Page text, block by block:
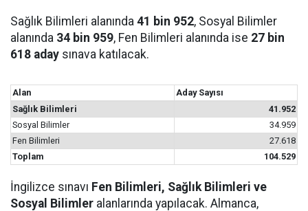
Sağlık Bilimleri alanında 41 bin 952, Sosyal Bilimler
alanında 34 bin 959, Fen Bilimleri alanında ise 27 bin
618 aday sınava katılacak.
Alan
Aday Sayısı
Sağlık Bilimleri
41.952
Sosyal Bilimler
34.959
Fen Bilimleri
27.618
Toplam
104.529
İngilizce sınavı Fen Bilimleri, Sağlık Bilimleri ve
Sosyal Bilimler alanlarında yapılacak. Almanca,